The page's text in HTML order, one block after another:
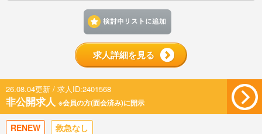
求人詳細を見る
26.08.04更新 / 求人ID:2401568
非公開求人 ※会員の方(面会済み)に開示
RENEW 救急なし